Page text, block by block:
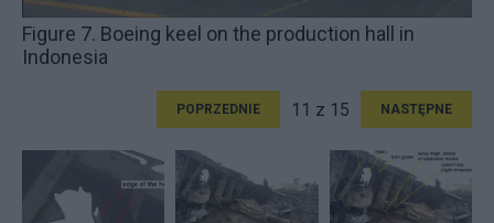
Figure 7. Boeing keel on the production hall in
Indonesia
POPRZEDNIE 11 z 15 NASTĘPNE